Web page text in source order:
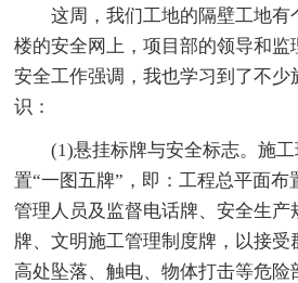
这周，我们工地的隔壁工地有
楼的安全网上，项目部的领导和监
安全工作强调，我也学习到了不少
识：
(1)悬挂标牌与安全标志。施
置“一图五牌”，即：工程总平面布
管理人员及监督电话牌、安全生产
牌、文明施工管理制度牌，以接受
高处坠落、触电、物体打击等危险